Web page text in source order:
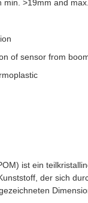
min. >19mm and
of sensor from
ist ein
der sich